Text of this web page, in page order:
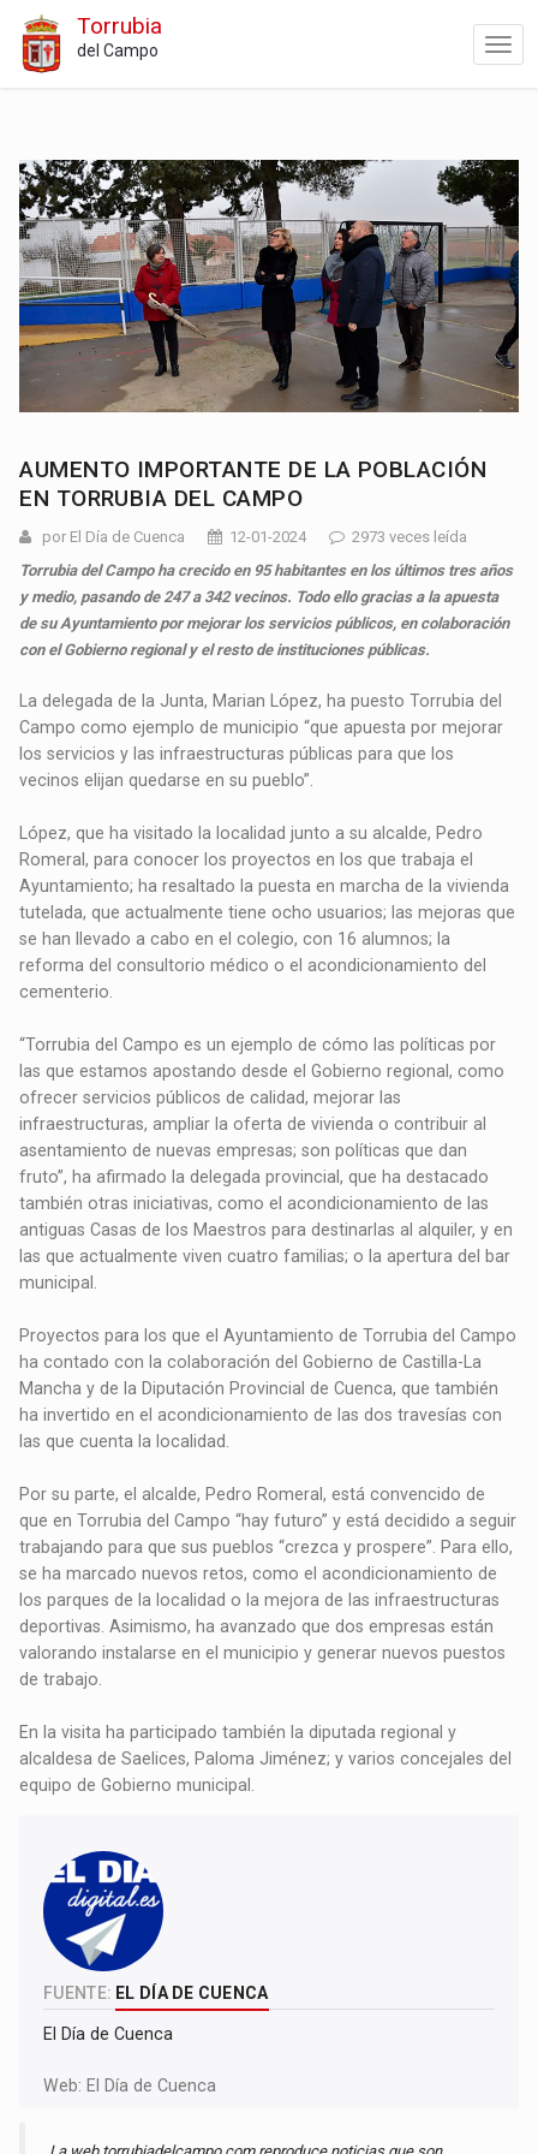
Torrubia
del Campo
AUMENTO IMPORTANTE DE LA POBLACIÓN
EN TORRUBIA DEL CAMPO
por El Día de Cuenca 12-01-2024
2973 veces leída
Torrubia del Campo ha crecido en 95 habitantes en los últimos tres años
y medio, pasando de 247 a 342 vecinos. Todo ello gracias a la apuesta
de su Ayuntamiento por mejorar los servicios públicos, en colaboración
con el Gobierno regional y el resto de instituciones públicas.
La delegada de la Junta, Marian López, ha puesto Torrubia del
Campo como ejemplo de municipio “que apuesta por mejorar
los servicios y las infraestructuras públicas para que los
vecinos elijan quedarse en su pueblo”.
López, que ha visitado la localidad junto a su alcalde, Pedro
Romeral, para conocer los proyectos en los que trabaja el
Ayuntamiento; ha resaltado la puesta en marcha de la vivienda
tutelada, que actualmente tiene ocho usuarios; las mejoras que
se han llevado a cabo en el colegio, con 16 alumnos; la
reforma del consultorio médico o el acondicionamiento del
cementerio.
“Torrubia del Campo es un ejemplo de cómo las políticas por
las que estamos apostando desde el Gobierno regional, como
ofrecer servicios públicos de calidad, mejorar las
infraestructuras, ampliar la oferta de vivienda o contribuir al
asentamiento de nuevas empresas; son políticas que dan
fruto”, ha afirmado la delegada provincial, que ha destacado
también otras iniciativas, como el acondicionamiento de las
antiguas Casas de los Maestros para destinarlas al alquiler, y en
las que actualmente viven cuatro familias; o la apertura del bar
municipal.
Proyectos para los que el Ayuntamiento de Torrubia del Campo
ha contado con la colaboración del Gobierno de Castilla-La
Mancha y de la Diputación Provincial de Cuenca, que también
ha invertido en el acondicionamiento de las dos travesías con
las que cuenta la localidad.
Por su parte, el alcalde, Pedro Romeral, está convencido de
que en Torrubia del Campo “hay futuro” y está decidido a seguir
trabajando para que sus pueblos “crezca y prospere”. Para ello,
se ha marcado nuevos retos, como el acondicionamiento de
los parques de la localidad o la mejora de las infraestructuras
deportivas. Asimismo, ha avanzado que dos empresas están
valorando instalarse en el municipio y generar nuevos puestos
de trabajo.
En la visita ha participado también la diputada regional y
alcaldesa de Saelices, Paloma Jiménez; y varios concejales del
equipo de Gobierno municipal.
FUENTE: EL DÍA DE CUENCA
El Día de Cuenca
Web: El Día de Cuenca